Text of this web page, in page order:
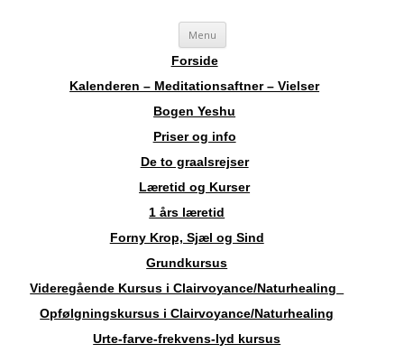
Landskendt Clairvoyant, Healer, Harpespiller, Forfatter, Counsellor,
Aura-Soma Terapeut, og Druide.
Menu Videre
indhold
Forside
Kalenderen – Meditationsaftner – Vielser
Bogen Yeshu
Priser og info
De to graalsrejser
Læretid og Kurser
1 års læretid
Forny Krop, Sjæl og Sind
Grundkursus
Videregående Kursus i Clairvoyance/Naturhealing
Opfølgningskursus i Clairvoyance/Naturhealing
Urte-farve-frekvens-lyd kursus